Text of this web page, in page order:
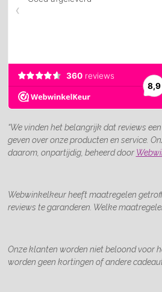
“We vinden het belangrijk dat reviews
geven over onze producten en service.
daarom, onpartijdig, beheerd door
Webwinkelkeur heeft maatregelen
reviews te garanderen. Welke
Onze klanten worden niet beloond voor
worden geen kortingen of andere